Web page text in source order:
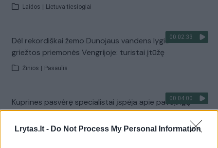
Lrytas.lt - Do Not Process My Personal Information
Laidos Lietuva tiesiogiai
00:02:33
Dėl rekordiškai žemo Dunojaus vandens lygio –
griežtos priemonės Vengrijoje: turistai įtūžę
Žinios Pasaulis
00:04:00
Kuprines pasvėrę specialistai įspėja apie pavojingą
įprotį: tą daro daugiau nei pusė pradinukų
Žinios | Lietuvos diena